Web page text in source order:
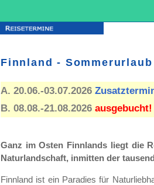
Finnland -
A. 20.06.-03.07.2026
B. 08.08.-21.08.2026 ausgebucht!
Ganz im Osten Finnlands liegt die
Naturlandschaft, inmitten der
Finnland ist ein Paradies für